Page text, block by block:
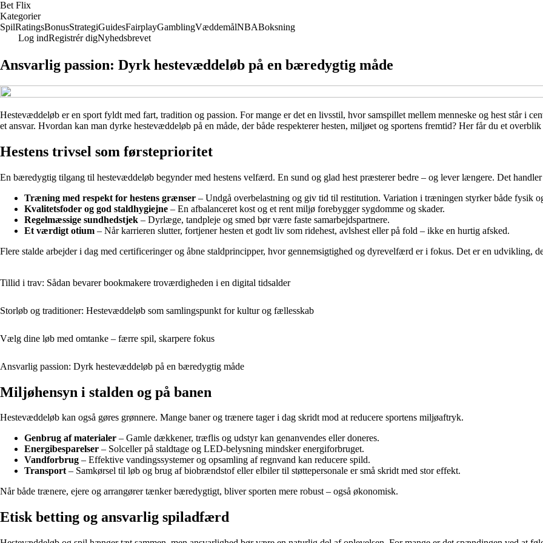
Bet Flix
Kategorier
SpilRatingsBonusStrategiGuidesFairplayGamblingVæddemålNBABoksning
Log indRegistrér digNyhedsbrevet
Ansvarlig passion: Dyrk hestevæddeløb på en bæredygtig måde
Hestevæddeløb er en sport fyldt med fart, tradition og passion. For mange er det en livsstil, hvor samspillet mellem menneske og hest står i
et ansvar. Hvordan kan man dyrke hestevæddeløb på en måde, der både respekterer hesten, miljøet og sportens fremtid? Her får du et
Hestens trivsel som førsteprioritet
En bæredygtig tilgang til hestevæddeløb begynder med hestens velfærd. En sund og glad hest præsterer bedre – og lever længere. Det
Træning med respekt for hestens grænser – Undgå overbelastning og giv tid til restitution. Variation i træningen styrker både fysik
Kvalitetsfoder og god staldhygiejne – En afbalanceret kost og et rent miljø forebygger sygdomme og skader.
Regelmæssige sundhedstjek – Dyrlæge, tandpleje og smed bør være faste samarbejdspartnere.
Et værdigt otium – Når karrieren slutter, fortjener hesten et godt liv som ridehest, avlshest eller på fold – ikke en hurtig afsked.
Flere stalde arbejder i dag med certificeringer og åbne staldprincipper, hvor gennemsigtighed og dyrevelfærd er i fokus. Det er en udvikling,
Tillid i trav: Sådan bevarer bookmakere troværdigheden i en digital tidsalder
Storløb og traditioner: Hestevæddeløb som samlingspunkt for kultur og fællesskab
Vælg dine løb med omtanke – færre spil, skarpere fokus
Ansvarlig passion: Dyrk hestevæddeløb på en bæredygtig måde
Miljøhensyn i stalden og på banen
Hestevæddeløb kan også gøres grønnere. Mange baner og trænere tager i dag skridt mod at reducere sportens miljøaftryk.
Genbrug af materialer – Gamle dækkener, træflis og udstyr kan genanvendes eller doneres.
Energibesparelser – Solceller på staldtage og LED-belysning mindsker energiforbruget.
Vandforbrug – Effektive vandingssystemer og opsamling af regnvand kan reducere spild.
Transport– Samkørsel til løb og brug af biobrændstof eller elbiler til støttepersonale er små skridt med stor effekt.
Når både trænere, ejere og arrangører tænker bæredygtigt, bliver sporten mere robust – også økonomisk.
Etisk betting og ansvarlig spiladfærd